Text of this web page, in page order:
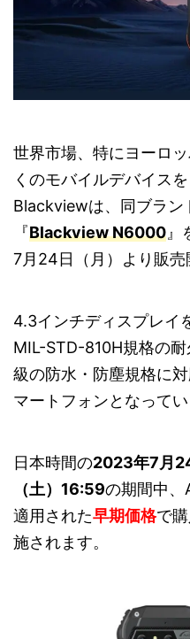
世界市場、特にヨーロ
くのモバイルデバイス
Blackviewは、同ブラン
『Blackview N6000』
7月24日（月）より販売
4.3インチディスプレイ
MIL-STD-810H規格の
級の防水・防塵規格に
マートフォンとなってい
日本時間の2023年7月
（土）16:59の期間中
適用された早期価格で
施されます。